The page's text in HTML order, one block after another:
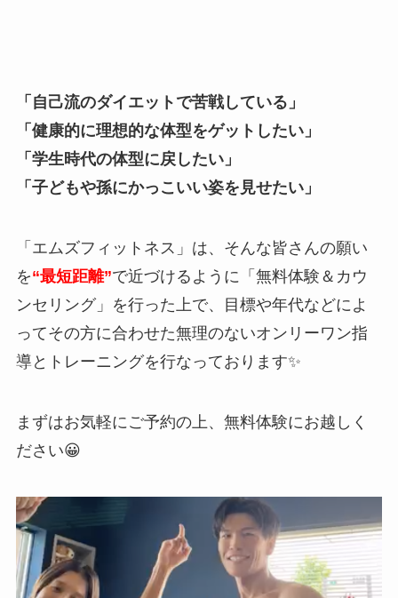
「自己流のダイエットで苦戦している」
「健康的に理想的な体型をゲットしたい」
「学生時代の体型に戻したい」
「子どもや孫にかっこいい姿を見せたい」
「エムズフィットネス」は、そんな皆さんの願い
を“最短距離”で近づけるように「無料体験＆カウ
ンセリング」を行った上で、目標や年代などによ
ってその方に合わせた無理のないオンリーワン指
導とトレーニングを行なっております✨
まずはお気軽にご予約の上、無料体験にお越しく
ださい😀